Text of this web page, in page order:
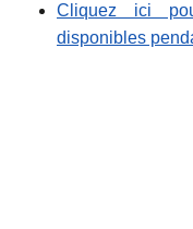
Cliquez ici
disponibles